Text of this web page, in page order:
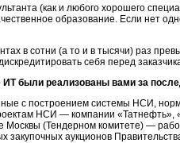
(как и любого хорошего
образование. Если нет
в сотни (а то и в тысячи) раз
себя перед
были реализованы вами за
с построением системы НСИ,
НСИ — компании «Татнефть»,
(Тендерном комитете) —
закупочных аукционов